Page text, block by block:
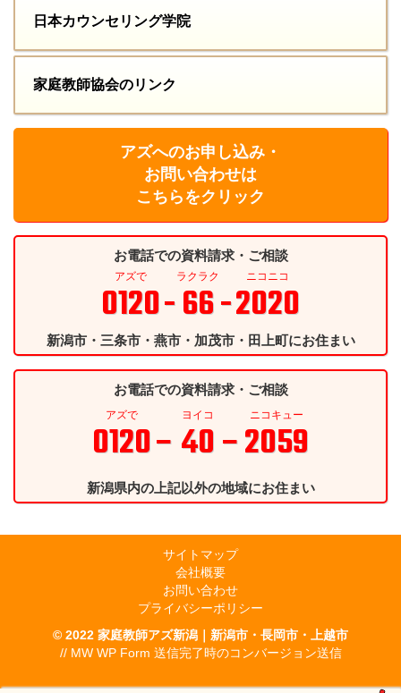
日本カウンセリング学院
家庭教師協会のリンク
アズへのお申し込み・
お問い合わせは
こちらをクリック
お電話での資料請求・ご相談
アズで
0120
ラクラク
- 66 -
ニコニコ
2020
新潟市・三条市・燕市・加茂市・田上町にお住まい
お電話での資料請求・ご相談
アズで
0120
ヨイコ
– 40 –
ニコキュー
2059
新潟県内の上記以外の地域にお住まい
サイトマップ
会社概要
お問い合わせ
プライバシーポリシー
© 2022 家庭教師アズ新潟｜新潟市・長岡市・上越市
// MW WP Form 送信完了時のコンバージョン送信